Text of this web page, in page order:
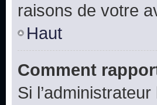
raisons de votre
Haut
Comment
Si